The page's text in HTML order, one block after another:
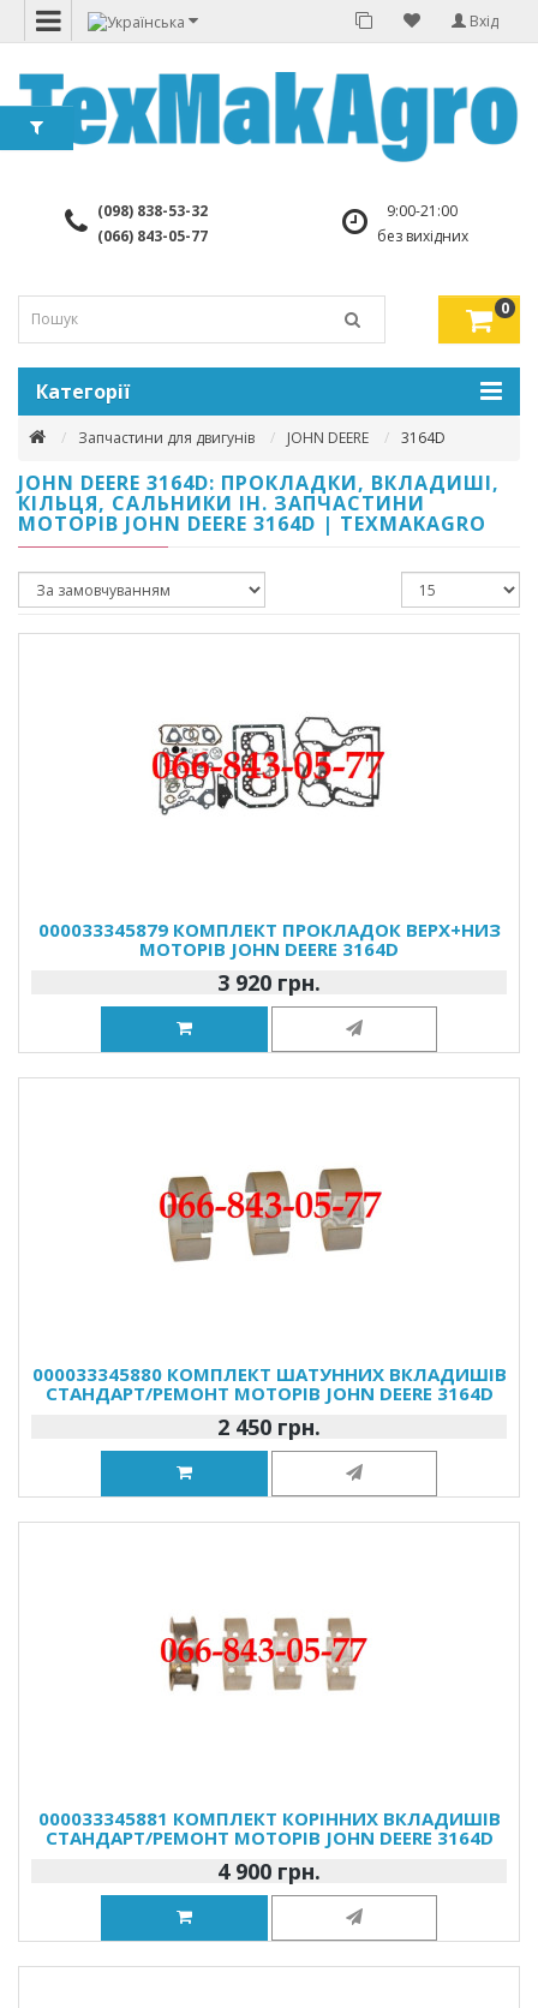
Вхід
(098) 838-53-32
(066) 843-05-77
9:00-21:00
без вихідних
0
Категорії
Запчастини для двигунів JOHN DEERE 3164D
JOHN DEERE 3164D: ПРОКЛАДКИ, ВКЛАДИШІ,
КІЛЬЦЯ, САЛЬНИКИ ІН. ЗАПЧАСТИНИ
МОТОРІВ JOHN DEERE 3164D | TEXMAKAGRO
000033345879 КОМПЛЕКТ ПРОКЛАДОК ВЕРХ+НИЗ
МОТОРІВ JOHN DEERE 3164D
3 920 грн.
000033345880 КОМПЛЕКТ ШАТУННИХ ВКЛАДИШІВ
СТАНДАРТ/РЕМОНТ МОТОРІВ JOHN DEERE 3164D
2 450 грн.
000033345881 КОМПЛЕКТ КОРІННИХ ВКЛАДИШІВ
СТАНДАРТ/РЕМОНТ МОТОРІВ JOHN DEERE 3164D
4 900 грн.